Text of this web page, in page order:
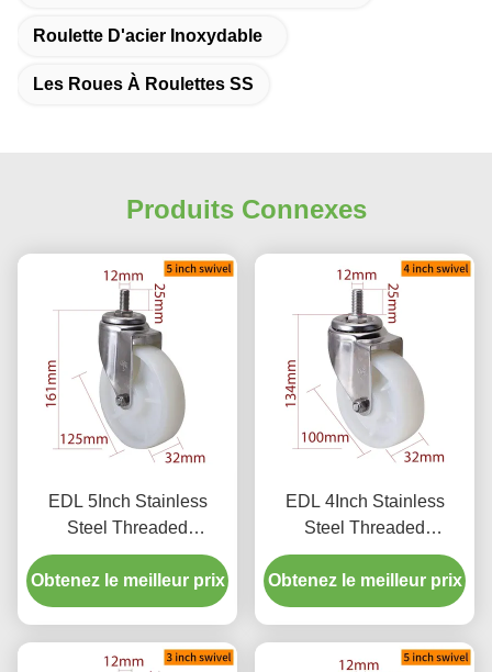
Roulette D'acier Inoxydable
Les Roues À Roulettes SS
Produits Connexes
EDL 5Inch Stainless
Steel Threaded
Swivel/Brake Caster
Loading 150Kg S545S-
25
Obtenez le meilleur prix
EDL 4Inch Stainless
Steel Threaded
Swivel/Brake Caster
Loading 150Kg S544S-
25
Obtenez le meilleur prix